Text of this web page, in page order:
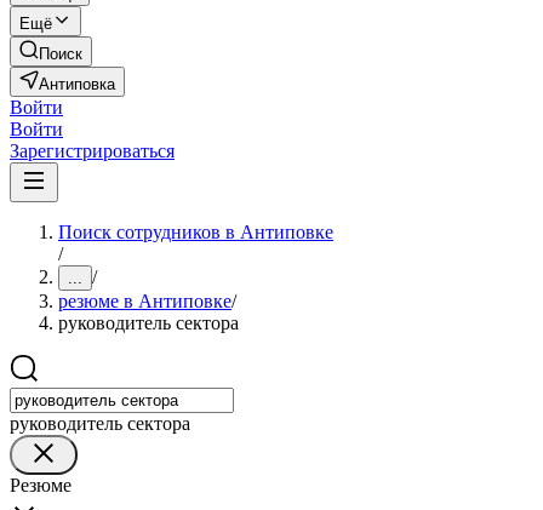
Ещё
Поиск
Антиповка
Войти
Войти
Зарегистрироваться
Поиск сотрудников в Антиповке
/
... /
резюме в Антиповке/
руководитель сектора
руководитель сектора
Резюме